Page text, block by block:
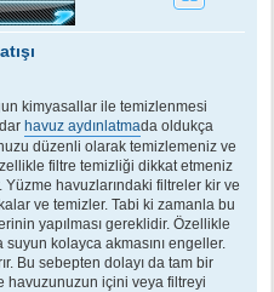
kimyasallar ile temizlenmesi
havuz aydınlatmada oldukça
düzenli olarak temizlemeniz ve
filtre temizliği dikkat etmeniz
havuzlarındaki filtreler kir ve
ve temizler. Tabi ki zamanla bu
yapılması gereklidir. Özellikle
kolayca akmasını engeller.
Bu sebepten dolayı da tam bir
havuzunuzun içini veya filtreyi